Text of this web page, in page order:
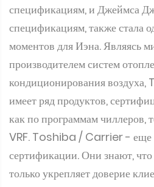
производителем систем
кондиционирования
имеет ряд продуктов,
как по программам чиллеров,
VRF. Toshiba / Carrier - еще
сертификации. Они знают, что
только укрепляет доверие
способствует достижению
сертифицированные данные
выполнение этой задачи.